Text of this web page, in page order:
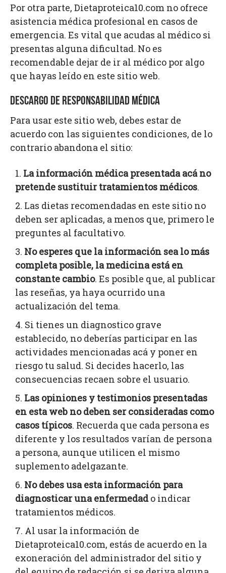
Por otra parte, Dietaproteica10.com no ofrece
asistencia médica profesional en casos de
emergencia. Es vital que acudas al médico si
presentas alguna dificultad. No es
recomendable dejar de ir al médico por algo
que hayas leído en este sitio web.
DESCARGO DE RESPONSABILIDAD MÉDICA
Para usar este sitio web, debes estar de
acuerdo con las siguientes condiciones, de lo
contrario abandona el sitio:
La información médica presentada acá no
pretende sustituir tratamientos médicos.
Las dietas recomendadas en este sitio no
deben ser aplicadas, a menos que, primero le
preguntes al facultativo.
No esperes que la información sea lo más
completa posible, la medicina está en
constante cambio. Es posible que, al publicar
las reseñas, ya haya ocurrido una
actualización del tema.
Si tienes un diagnostico grave
establecido, no deberías participar en las
actividades mencionadas acá y poner en
riesgo tu salud. Si decides hacerlo, las
consecuencias recaen sobre el usuario.
Las opiniones y testimonios presentadas
en esta web no deben ser consideradas como
casos típicos. Recuerda que cada persona es
diferente y los resultados varían de persona
a persona, aunque utilicen el mismo
suplemento adelgazante.
No debes usa esta información para
diagnosticar una enfermedado indicar
tratamientos médicos.
Al usar la información de
Dietaproteica10.com, estás de acuerdo en la
exoneración del administrador del sitio y